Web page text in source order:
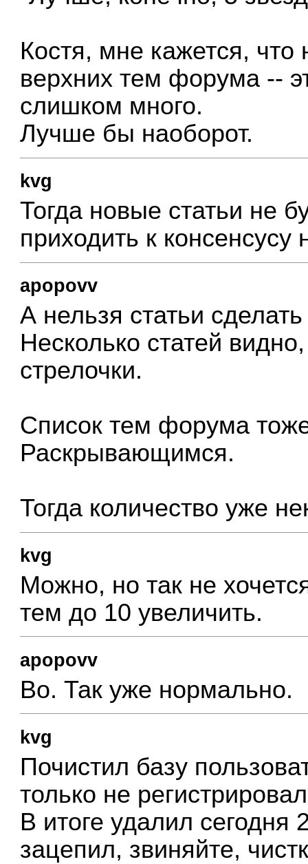
Костя, мне кажется, что
верхних тем форума --
слишком много.
Лучше бы наоборот.
kvg
Тогда новые статьи не
приходить к консенсусу
apopovv
А нельзя статьи
Несколько статей
стрелочки.
Список тем форума
Раскрывающимся.
Тогда количество уже
kvg
Можно, но так не
тем до 10 увеличить.
apopovv
Во. Так уже нормально.
kvg
Почистил базу
только не
В итоге удалил сегодня
зацепил, звиняйте,